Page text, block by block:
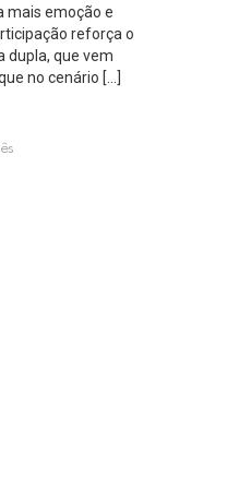
mais emoção e
reforça o
dupla, que vem
no cenário […]